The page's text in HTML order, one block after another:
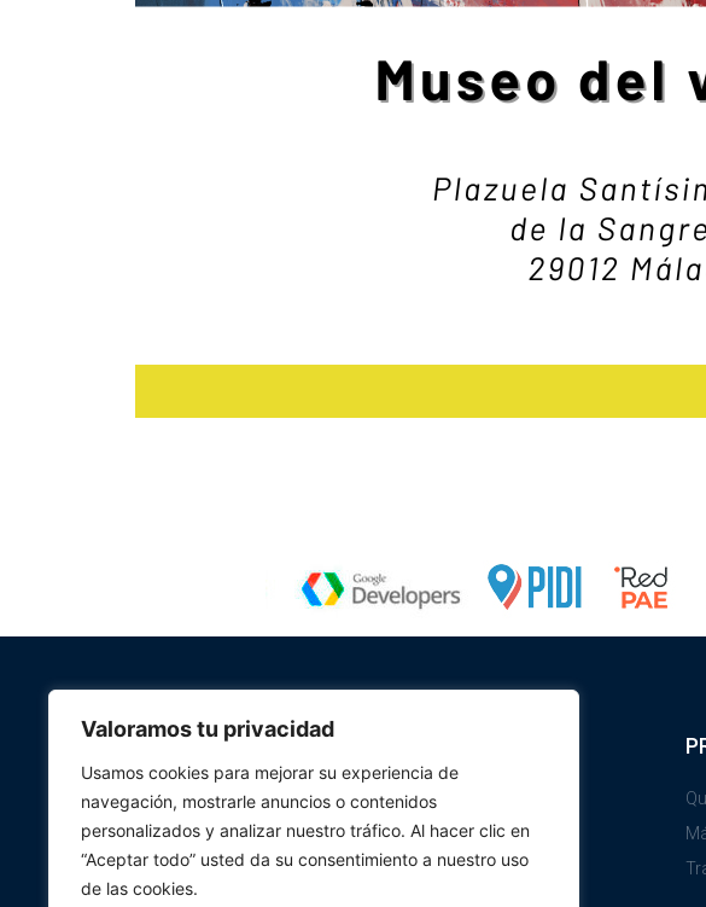
Valoramos tu privacidad
Usamos cookies para mejorar su experiencia de
navegación, mostrarle anuncios o contenidos
personalizados y analizar nuestro tráfico. Al hacer clic en
“Aceptar todo” usted da su consentimiento a nuestro uso
de las cookies.